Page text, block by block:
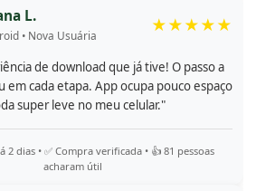
L.
• Nova Usuária
★★★★★
de download que já tive! O passo a
em cada etapa. App ocupa pouco espaço
super leve no meu celular."
2 dias • ✅ Compra verificada • 👍 81 pessoas
acharam útil